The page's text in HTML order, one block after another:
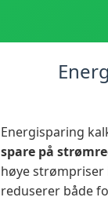
Energisparing
spare på
høye strømpriser
reduserer både